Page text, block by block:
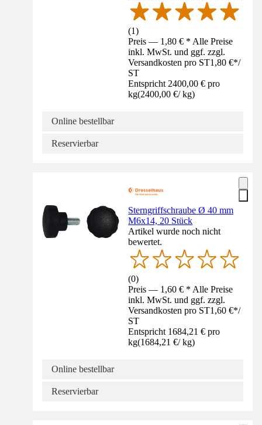
(1)
Preis — 1,80 € * Alle Preise
inkl. MwSt. und ggf. zzgl.
Versandkosten pro ST1,80 €*/
ST
Entspricht 2400,00 € pro
kg(2400,00 €/ kg)
Online bestellbar
Reservierbar
Sterngriffschraube Ø 40 mm
M6x14, 20 Stück
Artikel wurde noch nicht
bewertet.
(0)
Preis — 1,60 € * Alle Preise
inkl. MwSt. und ggf. zzgl.
Versandkosten pro ST1,60 €*/
ST
Entspricht 1684,21 € pro
kg(1684,21 €/ kg)
Online bestellbar
Reservierbar